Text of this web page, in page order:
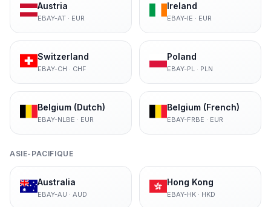
Austria
EBAY-AT· EUR
Ireland
EBAY-IE · EUR
Switzerland
EBAY-CH · CHF
Poland
EBAY-PL· PLN
Belgium (Dutch)
EBAY-NLBE · EUR
Belgium (French)
EBAY-FRBE · EUR
ASIE-PACIFIQUE
Australia
EBAY-AU · AUD
Hong Kong
EBAY-HK· HKD